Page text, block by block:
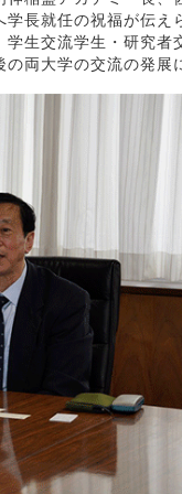
長就任の祝福が伝え
生交流学生・研究者
両大学の交流の発展